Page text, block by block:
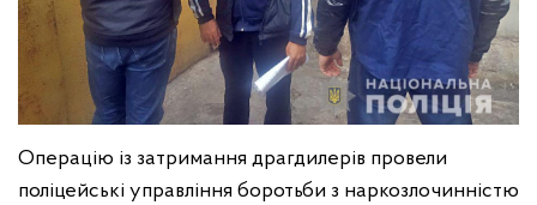
Операцію із затримання драгдилерів провели
поліцейські управління боротьби з наркозлочинністю